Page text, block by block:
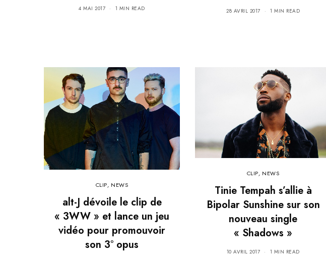
4 MAI 2017 1 MIN READ 28 AVRIL 2017 1 MIN READ
CLIP, NEWS
alt-J dévoile le clip de
« 3WW » et lance un jeu
vidéo pour promouvoir
son 3° opus
CLIP, NEWS
Tinie Tempah s’allie à
Bipolar Sunshine sur son
nouveau single
« Shadows »
10 AVRIL 2017 1 MIN READ